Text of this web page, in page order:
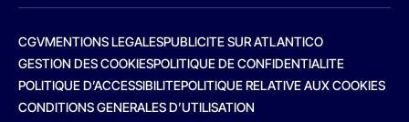
CGVMENTIONS LEGALESPUBLICITE SUR ATLANTICO
GESTION DES COOKIESPOLITIQUE DE CONFIDENTIALITE
POLITIQUE D’ACCESSIBILITEPOLITIQUE RELATIVE AUX COOKIES
CONDITIONS GENERALES D’UTILISATION